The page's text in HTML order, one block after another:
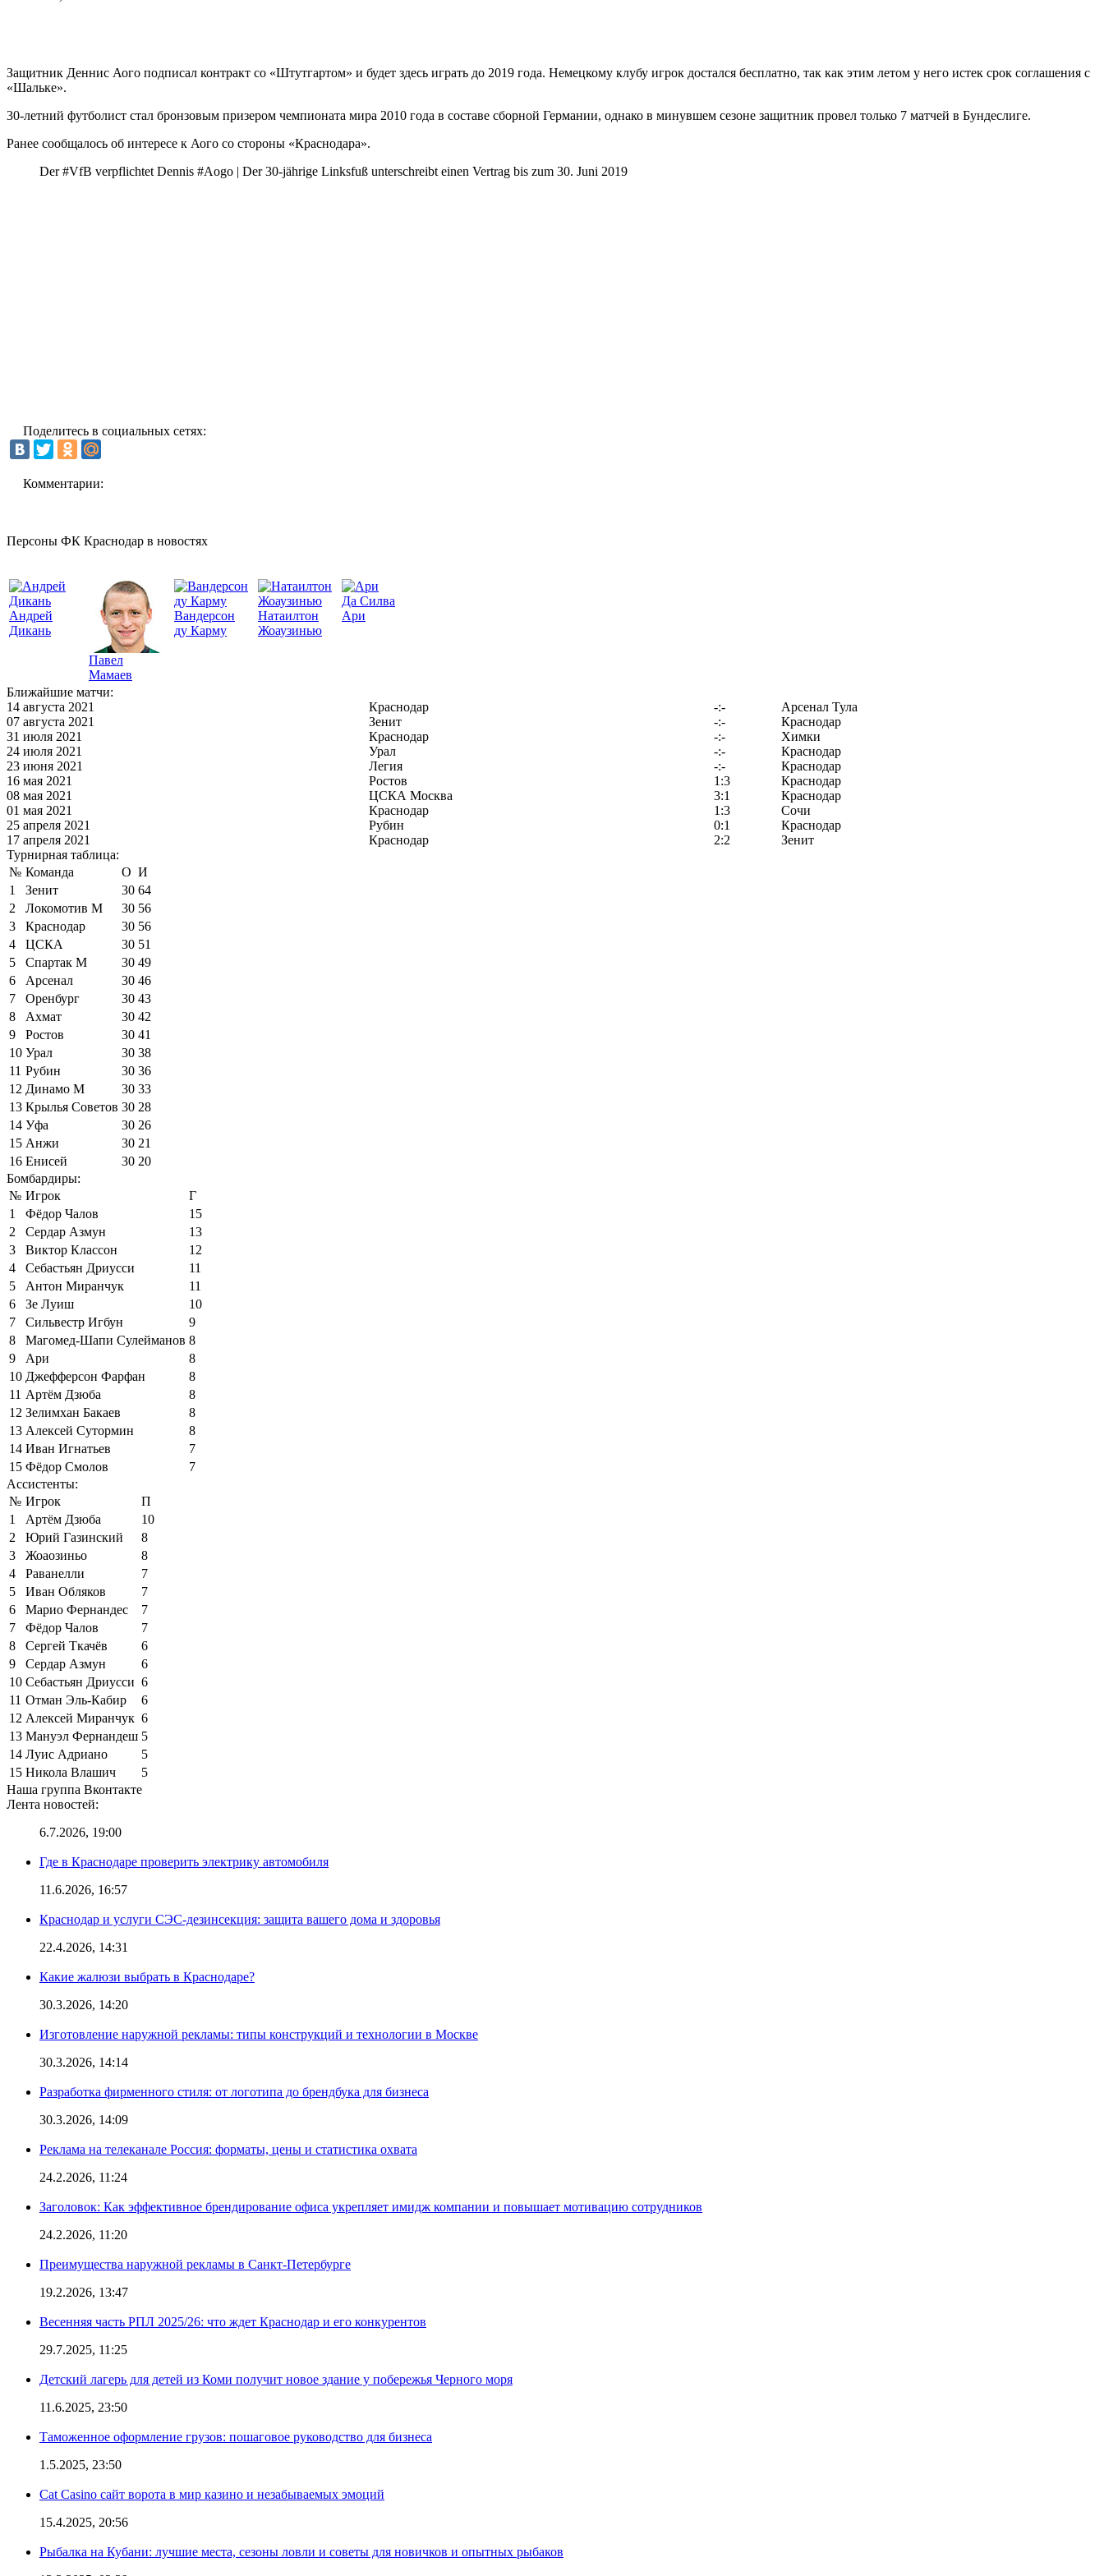
Защитник Деннис Аого подписал контракт со «Штутгартом» и будет здесь играть до 2019 года. Немецкому клубу игрок достался бесплатно, так как этим летом у него истек срок соглашения с
«Шальке».
30-летний футболист стал бронзовым призером чемпионата мира 2010 года в составе сборной Германии, однако в минувшем сезоне защитник провел только 7 матчей в Бундеслиге.
Ранее сообщалось об интересе к Аого со стороны «Краснодара».
Der #VfB verpflichtet Dennis #Aogo | Der 30-jährige Linksfuß unterschreibt einen Vertrag bis zum 30. Juni 2019
Поделитесь в социальных сетях:
Комментарии:
Персоны ФК Краснодар в новостях
Андрей
Дикань
Павел
Мамаев
Вандерсон
ду Карму
Натаилтон
Жоаузинью
Да Силва
Ари
Ближайшие матчи:
14 августа 2021
Краснодар -:-
Арсенал Тула
07 августа 2021
Зенит -:-
Краснодар
31 июля 2021
Краснодар -:-
Химки
24 июля 2021
Урал -:-
Краснодар
23 июня 2021
Легия -:-
Краснодар
16 мая 2021
Ростов 1:3
Краснодар
08 мая 2021
ЦСКА Москва 3:1
Краснодар
01 мая 2021
Краснодар 1:3
Сочи
25 апреля 2021
Рубин 0:1
Краснодар
17 апреля 2021
Краснодар 2:2
Зенит
Турнирная таблица:
№ Команда О И
1
Зенит 30 64
2
Локомотив М 30 56
3
Краснодар 30 56
4
ЦСКА 30 51
5
Спартак М 30 49
6
Арсенал 30 46
7
Оренбург 30 43
8
Ахмат 30 42
9
Ростов 30 41
10 Урал 30 38
11 Рубин 30 36
12 Динамо М 30 33
13 Крылья Советов 30 28
14 Уфа 30 26
15 Анжи 30 21
16 Енисей 30 20
Бомбардиры:
№ Игрок
Г
1
Фёдор Чалов
15
2
Сердар Азмун
13
3
Виктор Классон
12
4
Себастьян Дриусси
11
5
Антон Миранчук
11
6
Зе Луиш
10
7
Сильвестр Игбун
9
8
Магомед-Шапи Сулейманов 8
9
Ари
8
10 Джефферсон Фарфан
8
11 Артём Дзюба
8
12 Зелимхан Бакаев
8
13 Алексей Сутормин
8
14 Иван Игнатьев
7
15 Фёдор Смолов
7
Ассистенты:
№ Игрок
П
1
Артём Дзюба
10
2
Юрий Газинский
8
3
Жоаозиньо
8
4
Раванелли
7
5
Иван Обляков
7
6
Марио Фернандес
7
7
Фёдор Чалов
7
8
Сергей Ткачёв
6
9
Сердар Азмун
6
10 Себастьян Дриусси 6
11 Отман Эль-Кабир
6
12 Алексей Миранчук 6
13 Мануэл Фернандеш 5
14 Луис Адриано
5
15 Никола Влашич
5
Наша группа Вконтакте
Лента новостей:
6.7.2026, 19:00
Где в Краснодаре проверить электрику автомобиля
11.6.2026, 16:57
Краснодар и услуги СЭС-дезинсекция: защита вашего дома и здоровья
22.4.2026, 14:31
Какие жалюзи выбрать в Краснодаре?
30.3.2026, 14:20
Изготовление наружной рекламы: типы конструкций и технологии в Москве
30.3.2026, 14:14
Разработка фирменного стиля: от логотипа до брендбука для бизнеса
30.3.2026, 14:09
Реклама на телеканале Россия: форматы, цены и статистика охвата
24.2.2026, 11:24
Заголовок: Как эффективное брендирование офиса укрепляет имидж компании и повышает мотивацию сотрудников
24.2.2026, 11:20
Преимущества наружной рекламы в Санкт-Петербурге
19.2.2026, 13:47
Весенняя часть РПЛ 2025/26: что ждет Краснодар и его конкурентов
29.7.2025, 11:25
Детский лагерь для детей из Коми получит новое здание у побережья Черного моря
11.6.2025, 23:50
Таможенное оформление грузов: пошаговое руководство для бизнеса
1.5.2025, 23:50
Cat Casino сайт ворота в мир казино и незабываемых эмоций
15.4.2025, 20:56
Рыбалка на Кубани: лучшие места, сезоны ловли и советы для новичков и опытных рыбаков